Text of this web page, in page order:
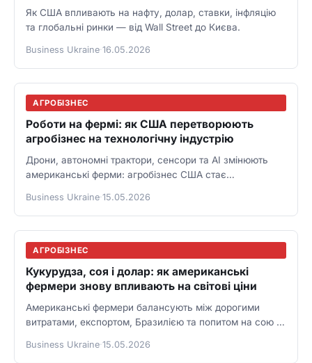
Як США впливають на нафту, долар, ставки, інфляцію
та глобальні ринки — від Wall Street до Києва.
Business Ukraine·16.05.2026
АГРОБІЗНЕС
Роботи на фермі: як США перетворюють
агробізнес на технологічну індустрію
Дрони, автономні трактори, сенсори та AI змінюють
американські ферми: агробізнес США стає
Business Ukraine·15.05.2026
АГРОБІЗНЕС
Кукурудза, соя і долар: як американські
фермери знову впливають на світові ціни
Американські фермери балансують між дорогими
витратами, експортом, Бразилією та попитом на сою й
Business Ukraine·15.05.2026